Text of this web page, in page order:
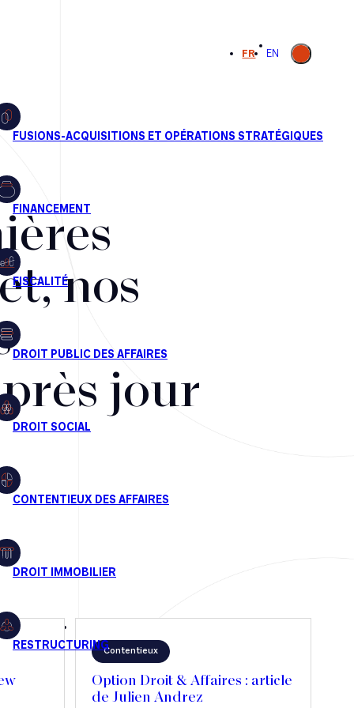
FR EN
Ouvrir la
recherche
nos
jour
Contentieux
Option Droit & Affaires : article
de Julien Andrez